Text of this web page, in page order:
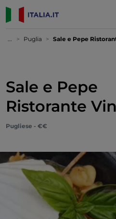
... Puglia Sale e Pepe
Sale e Pepe
Ristorante
Pugliese - €€